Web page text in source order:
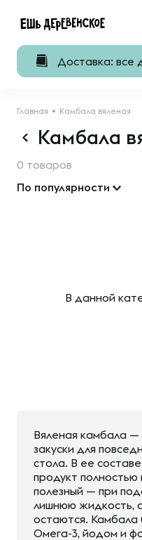
Доставка: все
Главная Камбала вяленая
Камбала
0 товаров
По популярности
В данной
Вяленая камбала
закуски для
стола. В ее
продукт
полезный — при
лишнюю жидкость,
остаются. Камбала
Омега-3, йодом и